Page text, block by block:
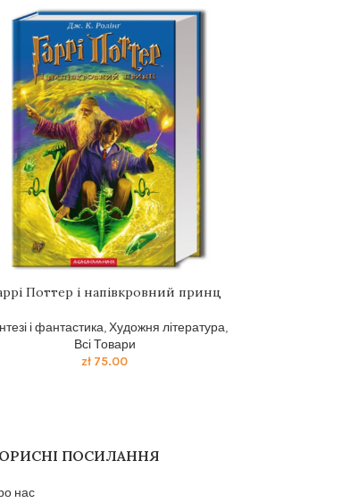
Поттер i напiвкровний принц
і фантастика,Художня література,
Всі Товари
zł 75.00
ПОСИЛАННЯ
нас